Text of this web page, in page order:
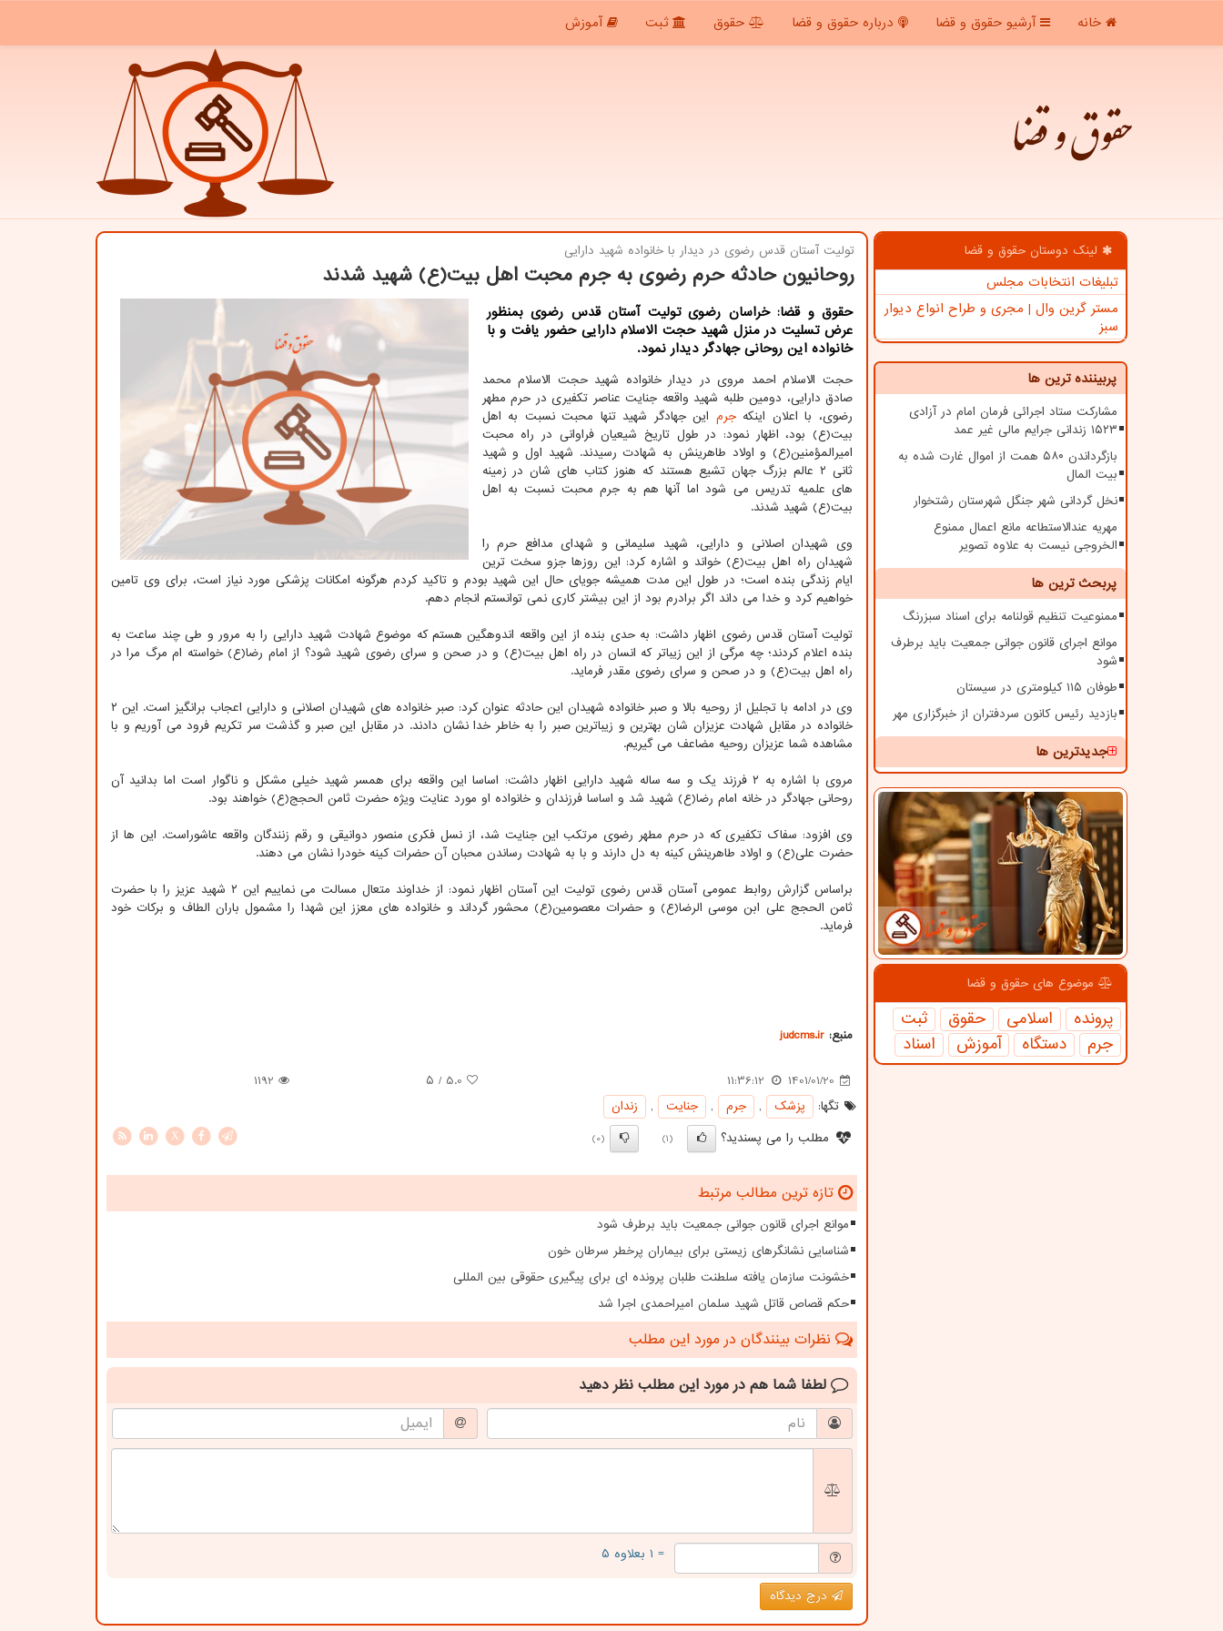
خانه آرشیو حقوق و قضا درباره حقوق و قضا حقوق ثبت آموزش
حقوق و قضا
لینک دوستان حقوق و قضا
تبلیغات انتخابات مجلس
مستر گرین وال | مجری و طراح انواع دیوار
سبز
پربیننده ترین ها
مشارکت ستاد اجرائی فرمان امام در آزادی
۱۵۲۳ زندانی جرایم مالی غیر عمد
بازگرداندن ۵۸۰ همت از اموال غارت شده به
بیت المال
نخل گردانی شهر جنگل شهرستان رشتخوار
مهریه عندالاستطاعه مانع اعمال ممنوع
الخروجی نیست به علاوه تصویر
پربحث ترین ها
ممنوعیت تنظیم قولنامه برای اسناد سبزرنگ
موانع اجرای قانون جوانی جمعیت باید برطرف
شود
طوفان ۱۱۵ کیلومتری در سیستان
بازدید رئیس کانون سردفتران از خبرگزاری مهر
جدیدترین ها
موضوع های حقوق و قضا
پرونده اسلامی حقوق
ثبت
جرم
دستگاه آموزش اسناد
تولیت آستان قدس رضوی در دیدار با خانواده شهید دارایی
روحانیون حادثه حرم رضوی به جرم محبت اهل بیت(ع) شهید شدند
حقوق و قضا: خراسان رضوی تولیت آستان قدس رضوی بمنظور
عرض تسلیت در منزل شهید حجت الاسلام دارایی حضور یافت و با
خانواده این روحانی جهادگر دیدار نمود.
حجت الاسلام احمد مروی در دیدار خانواده شهید حجت الاسلام محمد
صادق دارایی، دومین طلبه شهید واقعه جنایت عناصر تکفیری در حرم مطهر
رضوی، با اعلان اینکهجرم این جهادگر شهید تنها محبت نسبت به اهل
بیت(ع) بود، اظهار نمود: در طول تاریخ شیعیان فراوانی در راه محبت
امیرالمؤمنین(ع) و اولاد طاهرینش به شهادت رسیدند. شهید اول و شهید
ثانی ۲ عالم بزرگ جهان تشیع هستند که هنوز کتاب های شان در زمینه
های علمیه تدریس می شود اما آنها هم به جرم محبت نسبت به اهل
بیت(ع) شهید شدند.
وی شهیدان اصلانی و دارایی، شهید سلیمانی و شهدای مدافع حرم را
شهیدان راه اهل بیت(ع) خواند و اشاره کرد: این روزها جزو سخت ترین
ایام زندگی بنده است؛ در طول این مدت همیشه جویای حال این شهید بودم و تاکید کردم هرگونه امکانات پزشکی مورد نیاز است، برای وی تامین
خواهیم کرد و خدا می داند اگر برادرم بود از این بیشتر کاری نمی توانستم انجام دهم.
تولیت آستان قدس رضوی اظهار داشت: به حدی بنده از این واقعه اندوهگین هستم که موضوع شهادت شهید دارایی را به مرور و طی چند ساعت به
بنده اعلام کردند؛ چه مرگی از این زیباتر که انسان در راه اهل بیت(ع) و در صحن و سرای رضوی شهید شود؟ از امام رضا(ع) خواسته ام مرگ مرا در
راه اهل بیت(ع) و در صحن و سرای رضوی مقدر فرماید.
وی در ادامه با تجلیل از روحیه بالا و صبر خانواده شهیدان این حادثه عنوان کرد: صبر خانواده های شهیدان اصلانی و دارایی اعجاب برانگیز است. این ۲
خانواده در مقابل شهادت عزیزان شان بهترین و زیباترین صبر را به خاطر خدا نشان دادند. در مقابل این صبر و گذشت سر تکریم فرود می آوریم و با
مشاهده شما عزیزان روحیه مضاعف می گیریم.
مروی با اشاره به ۲ فرزند یک و سه ساله شهید دارایی اظهار داشت: اساسا این واقعه برای همسر شهید خیلی مشکل و ناگوار است اما بدانید آن
روحانی جهادگر در خانه امام رضا(ع) شهید شد و اساسا فرزندان و خانواده او مورد عنایت ویژه حضرت ثامن الحجج(ع) خواهند بود.
وی افزود: سفاک تکفیری که در حرم مطهر رضوی مرتکب این جنایت شد، از نسل فکری منصور دوانیقی و رقم زنندگان واقعه عاشوراست. این ها از
حضرت علی(ع) و اولاد طاهرینش کینه به دل دارند و با به شهادت رساندن محبان آن حضرات کینه خودرا نشان می دهند.
براساس گزارش روابط عمومی آستان قدس رضوی تولیت این آستان اظهار نمود: از خداوند متعال مسالت می نماییم این ۲ شهید عزیز را با حضرت
ثامن الحجج علی ابن موسی الرضا(ع) و حضرات معصومین(ع) محشور گرداند و خانواده های معزز این شهدا را مشمول باران الطاف و برکات خود
فرماید.
منبع: judcms.ir
1401/01/20
11:36:12
5.0 / ۵
1192
تگها:
پزشك , جرم , جنایت ,
زندان
مطلب را می پسندید؟
(1)
(0)
X
تازه ترین مطالب مرتبط
موانع اجرای قانون جوانی جمعیت باید برطرف شود
شناسایی نشانگرهای زیستی برای بیماران پرخطر سرطان خون
خشونت سازمان یافته سلطنت طلبان پرونده ای برای پیگیری حقوقی بین المللی
حکم قصاص قاتل شهید سلمان امیراحمدی اجرا شد
نظرات بینندگان در مورد این مطلب
لطفا شما هم در مورد این مطلب نظر دهید
= ۱ بعلاوه ۵
درج دیدگاه